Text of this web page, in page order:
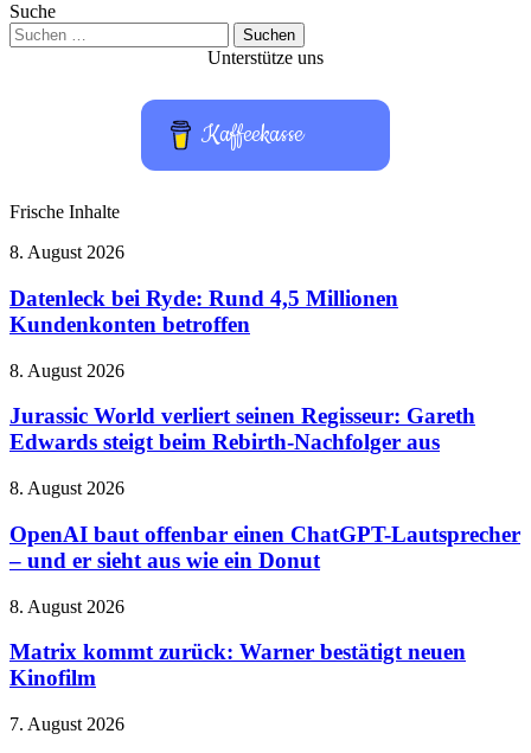
Suche
Suchen
nach:
Unterstütze uns
Kaffeekasse
Frische Inhalte
Datenleck
Ryde:
Rund
4,5
Kundenkonten
8. August 2026
Datenleck bei Ryde: Rund 4,5 Millionen
Kundenkonten betroffen
Jurassic
verliert
seinen
Regisseur:
Edwards
beim
Rebirth-
aus
8. August 2026
Jurassic World verliert seinen Regisseur: Gareth
Edwards steigt beim Rebirth-Nachfolger aus
OpenAI
offenbar
einen
ChatGPT-
–
er
sieht
wie
8. August 2026
OpenAI baut offenbar einen ChatGPT-Lautsprecher
– und er sieht aus wie ein Donut
Matrix
zurück:
Warner
bestätigt
Kinofilm
8. August 2026
Matrix kommt zurück: Warner bestätigt neuen
Kinofilm
HBO
7. August 2026